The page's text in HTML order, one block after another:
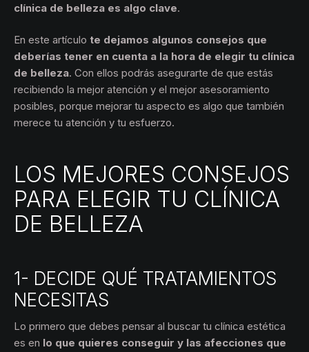
clínica de belleza es algo clave.
En este artículo te dejamos algunos consejos que
deberías tener en cuenta a la hora de elegir tu clínica
de belleza. Con ellos podrás asegurarte de que estás
recibiendo la mejor atención y el mejor asesoramiento
posibles, porque mejorar tu aspecto es algo que también
merece tu atención y tu esfuerzo.
LOS MEJORES CONSEJOS
PARA ELEGIR TU CLÍNICA
DE BELLEZA
1- DECIDE QUÉ TRATAMIENTOS
NECESITAS
Lo primero que debes pensar al buscar tu clínica estética
es en lo que quieres conseguir y las afecciones que